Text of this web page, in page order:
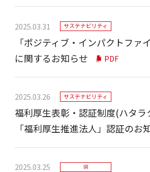
2025.03.31 サステナビリティ
「ポジティブ・インパクトファ
に関するお知らせ
PDF
2025.03.26 サステナビリティ
福利厚生表彰・認証制度(ハタラ
「福利厚生推進法人」認証のお
2025.03.25 IR